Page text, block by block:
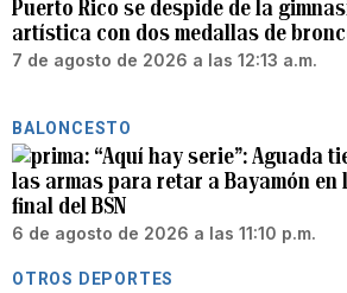
Puerto Rico se despide de la
artística con dos medallas de
7 de agosto de 2026 a las 12:13 a.m.
BALONCESTO
“Aquí hay serie”: Aguada
las armas para retar a Bayamón en
final del BSN
6 de agosto de 2026 a las 11:10 p.m.
OTROS DEPORTES